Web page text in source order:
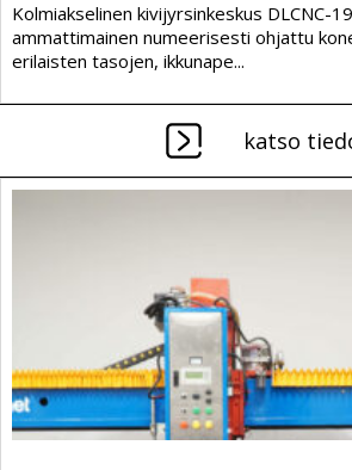
Kolmiakselinen kivijyrsinkeskus DLCNC-
ammattimainen numeerisesti ohjattu
erilaisten tasojen, ikkunape...
katso